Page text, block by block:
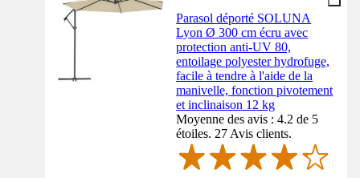
Parasol déporté SOLUNA
Lyon Ø 300 cm écru avec
protection anti-UV 80,
entoilage polyester hydrofuge,
facile à tendre à l'aide de la
manivelle, fonction pivotement
et inclinaison 12 kg
Moyenne des avis : 4.2 de 5
étoiles. 27 Avis clients.